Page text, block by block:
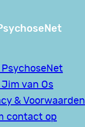
PsychoseNet
Jim van Os
& Voorwaarden
contact op